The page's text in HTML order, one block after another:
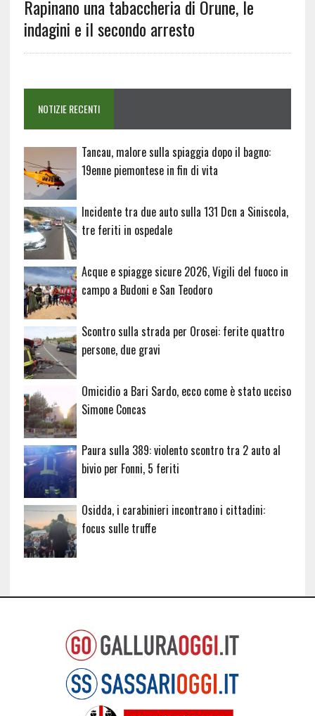
Rapinano una tabaccheria di Orune, le
indagini e il secondo arresto
NOTIZIE RECENTI
Tancau, malore sulla spiaggia dopo il bagno:
19enne piemontese in fin di vita
Incidente tra due auto sulla 131 Dcn a Siniscola,
tre feriti in ospedale
Acque e spiagge sicure 2026, Vigili del fuoco in
campo a Budoni e San Teodoro
Scontro sulla strada per Orosei: ferite quattro
persone, due gravi
Omicidio a Bari Sardo, ecco come è stato ucciso
Simone Concas
Paura sulla 389: violento scontro tra 2 auto al
bivio per Fonni, 5 feriti
Osidda, i carabinieri incontrano i cittadini:
focus sulle truffe